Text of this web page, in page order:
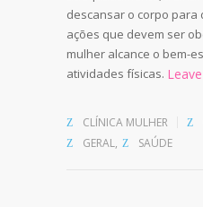
descansar o corpo para
ações que devem ser
mulher alcance o bem-
atividades físicas.
CLÍNICA MULHER
GERAL, SAÚDE